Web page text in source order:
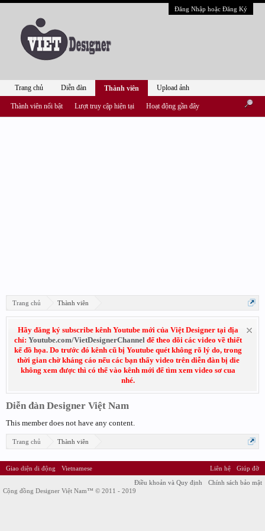
Đăng Nhập hoặc Đăng Ký
Trang chủ Thành viên
Hãy đăng ký subscribe kênh Youtube mới của Việt Designer tại địa
chỉ: Youtube.com/VietDesignerChannel để theo dõi các video về thiết
kế đồ họa. Do trước đó kênh cũ bị Youtube quét không rõ lý do, trong
thời gian chờ kháng cáo nếu các bạn thấy video trên diễn đàn bị die
không xem được thì có thể vào kênh mới để tìm xem video sơ cua
nhé.
Diễn đàn Designer Việt Nam
This member does not have any content.
Trang chủ Thành viên
Trang chủ Diễn đàn Thành viên
Thành viên nổi bật Lượt truy cập hiện tại Hoạt động gần đây
Upload ảnh
Giao diện di động Vietnamese Liên hệ
Giúp đỡ
Điều khoản và Quy định
Chính sách bảo mật
Cộng đồng Designer Việt Nam™ © 2011 - 2019